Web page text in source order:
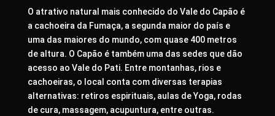
O atrativo natural mais conhecido do Vale do Capão é
a cachoeira da Fumaça, a segunda maior do país e
uma das maiores do mundo, com quase 400 metros
de altura. O Capão é também uma das sedes que dão
acesso ao Vale do Pati. Entre montanhas, rios e
cachoeiras, o local conta com diversas terapias
alternativas: retiros espirituais, aulas de Yoga, rodas
de cura, massagem, acupuntura, entre outras.